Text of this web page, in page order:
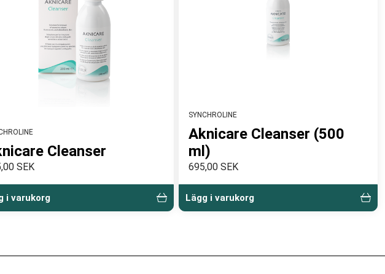
Cleanser
SEK
i varukorg
SYNCHROLINE
Aknicare Cleanser (500
ml)
695,00 SEK
Lägg i varukorg